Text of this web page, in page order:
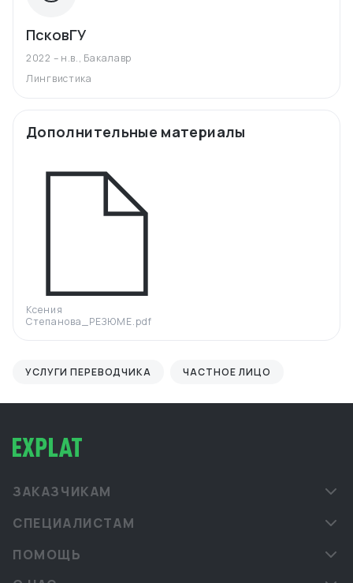
ПсковГУ
2022 – н.в., Бакалавр
Лингвистика
Дополнительные материалы
Ксения
Степанова_РЕЗЮМЕ.pdf
УСЛУГИ ПЕРЕВОДЧИКА ЧАСТНОЕ ЛИЦО
ЗАКАЗЧИКАМ
СПЕЦИАЛИСТАМ
ПОМОЩЬ